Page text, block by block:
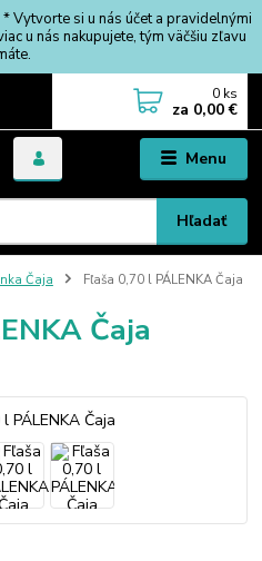
* Vytvorte si u nás účet a pravidelnými
u nás nakupujete, tým väčšiu zľavu
Menu
Hľadať
0 ks
za 0,00 €
Čaja Fľaša 0,70 l PÁLENKA Čaja
Čaja